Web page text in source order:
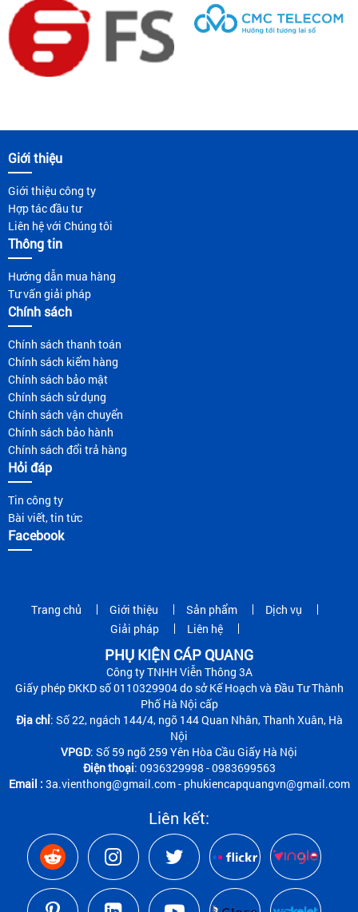
Giới thiệu
Giới thiệu công ty
Hợp tác đầu tư
Liên hệ với Chúng tôi
Thông tin
Hướng dẫn mua hàng
Tư vấn giải pháp
Chính sách
Chính sách thanh toán
Chính sách kiểm hàng
Chính sách bảo mật
Chính sách sử dụng
Chính sách vận chuyển
Chính sách bảo hành
Chính sách đổi trả hàng
Hỏi đáp
Tin công ty
Bài viết, tin tức
Facebook
Trang chủ Giới thiệu Sản phẩm
Dịch vụ
Giải pháp
Liên hệ
PHỤ KIỆN CÁP QUANG
Công ty TNHH Viễn Thông 3A
Giấy phép ĐKKD số 0110329904 do sở Kế Hoạch và Đầu Tư Thành
Phố Hà Nội cấp
Địa chỉ: Số 22, ngách 144/4, ngõ 144 Quan Nhân, Thanh Xuân, Hà
Nội
VPGD: Số 59 ngõ 259 Yên Hòa Cầu Giấy Hà Nội
Điện thoại: 0936329998 - 0983699563
Email : 3a.vienthong@gmail.com - phukiencapquangvn@gmail.com
Liên kết: